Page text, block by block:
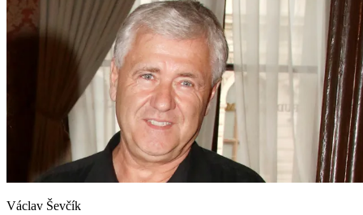
Václav Ševčík